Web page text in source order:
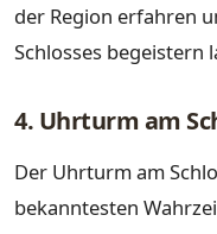
der Region erfahren
Schlosses begeistern
4. Uhrturm am
Der Uhrturm am
bekanntesten